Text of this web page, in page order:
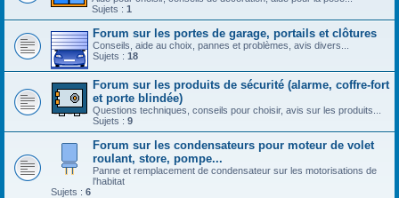
Sujets : 1
Forum sur les portes de garage, portails et clôtures
Conseils, aide au choix, pannes et problèmes, avis divers...
Sujets : 18
Forum sur les produits de sécurité (alarme, coffre-fort
et porte blindée)
Questions techniques, conseils pour choisir, avis sur les produits...
Sujets : 9
Forum sur les condensateurs pour moteur de volet
roulant, store, pompe...
Panne et remplacement de condensateur sur les motorisations de
l'habitat
Sujets : 6